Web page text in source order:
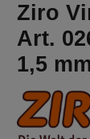
Ziro
Art.
1,5